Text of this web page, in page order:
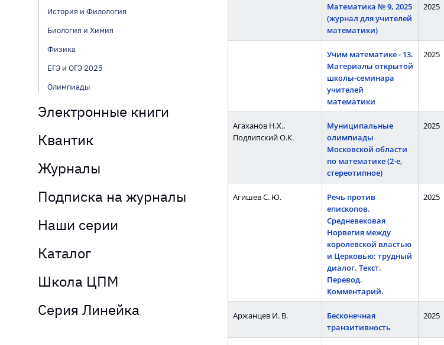
История и Филология
Биология и Химия
Физика
ЕГЭ и ОГЭ 2025
Олимпиады
Электронные книги
Квантик
Журналы
Подписка на журналы
Наши серии
Каталог
Школа ЦПМ
Серия Линейка
Математика № 9, 2025
(журнал для учителей
математики)
2025
Учим математике - 13.
Материалы открытой
школы-семинара
учителей
математики
2025
Агаханов Н.Х.,
Подлипский О.К.
Муниципальные
олимпиады
Московской области
по математике (2-е,
стереотипное)
2025
Агишев С. Ю.
Речь против
епископов.
Средневековая
Норвегия между
королевской властью
и Церковью: трудный
диалог. Текст.
Перевод.
Комментарий.
2025
Аржанцев И. В.
Бесконечная
транзитивность
2025